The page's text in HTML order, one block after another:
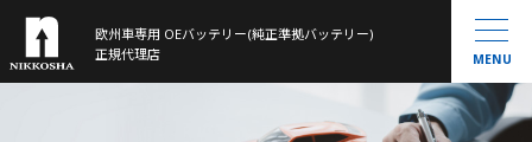
欧州車専用 OEバッテリー(純正準拠バッテリー)
正規代理店
製品ラインナップ
取扱製品一覧
MENU